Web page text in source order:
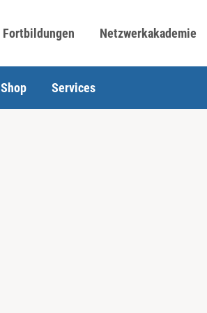
Fortbildungen Netzwerkakademie
Shop Services